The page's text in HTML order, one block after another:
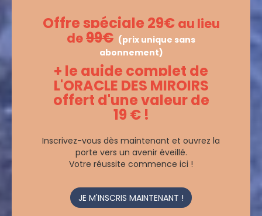
Offre spéciale 29€ au lieu
de99€ (prix unique sans
abonnement)
+ le guide complet de
L'ORACLE DES MIROIRS
offert d'une valeur de
19 € !
Inscrivez-vous dès maintenant et ouvrez la
porte vers un avenir éveillé.
Votre réussite commence ici !
JE M'INSCRIS MAINTENANT !